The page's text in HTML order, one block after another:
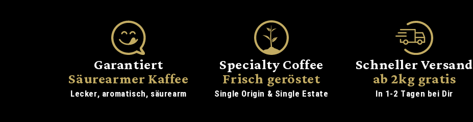
Garantiert
Säurearmer Kaffee
Lecker, aromatisch, säurearm
Specialty Coffee
Frisch geröstet
Single Origin & Single Estate
Schneller Versand
ab 2kg gratis
In 1-2 Tagen bei Dir